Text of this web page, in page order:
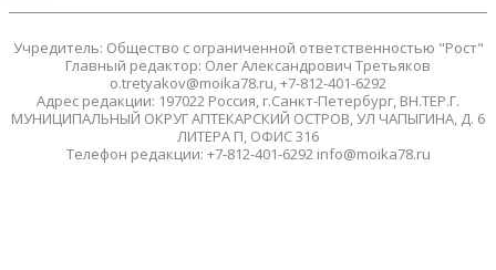
Учредитель: Общество с ограниченной ответственностью "Рост"
Главный редактор: Олег Александрович Третьяков
o.tretyakov@moika78.ru, +7-812-401-6292
Адрес редакции: 197022 Россия, г.Санкт-Петербург, ВН.ТЕР.Г.
МУНИЦИПАЛЬНЫЙ ОКРУГ АПТЕКАРСКИЙ ОСТРОВ, УЛ ЧАПЫГИНА, Д. 6
ЛИТЕРА П, ОФИС 316
Телефон редакции: +7-812-401-6292 info@moika78.ru